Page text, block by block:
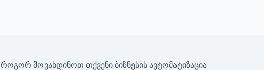
როგორ მოვახდინოთ თქვენი ბიზნესის ავტომატიზაცია